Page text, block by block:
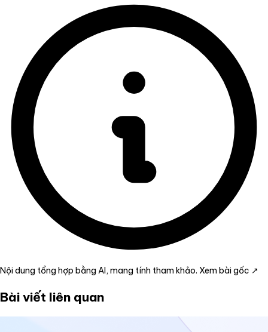
Nội dung tổng hợp bằng AI, mang tính tham khảo. Xem bài gốc ↗
Bài viết liên quan